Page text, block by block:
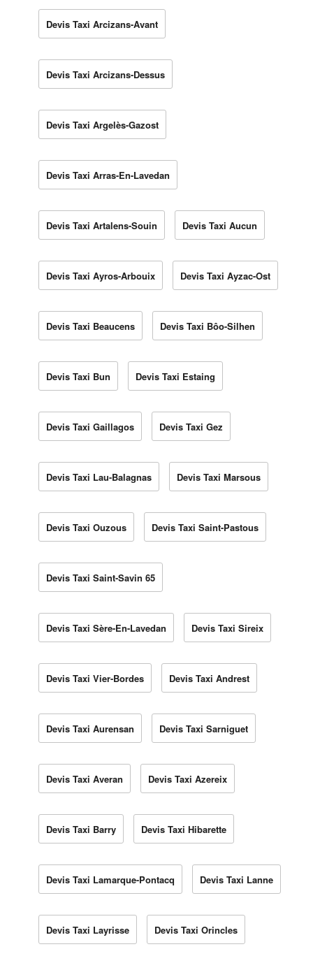
Devis Taxi Arcizans-Avant
Devis Taxi Arcizans-Dessus
Devis Taxi Argelès-Gazost
Devis Taxi Arras-En-Lavedan
Devis Taxi Artalens-Souin Devis Taxi Aucun
Devis Taxi Ayros-Arbouix Devis Taxi Ayzac-Ost
Devis Taxi Beaucens Devis Taxi Bôo-Silhen
Devis Taxi Bun Devis Taxi Estaing
Devis Taxi Gaillagos Devis Taxi Gez
Devis Taxi Lau-Balagnas Devis Taxi Marsous
Devis Taxi Ouzous Devis Taxi Saint-Pastous
Devis Taxi Saint-Savin 65
Devis Taxi Sère-En-Lavedan Devis Taxi Sireix
Devis Taxi Vier-Bordes Devis Taxi Andrest
Devis Taxi Aurensan Devis Taxi Sarniguet
Devis Taxi Averan Devis Taxi Azereix
Devis Taxi Barry Devis Taxi Hibarette
Devis Taxi Lamarque-Pontacq Devis Taxi Lanne
Devis Taxi Layrisse Devis Taxi Orincles